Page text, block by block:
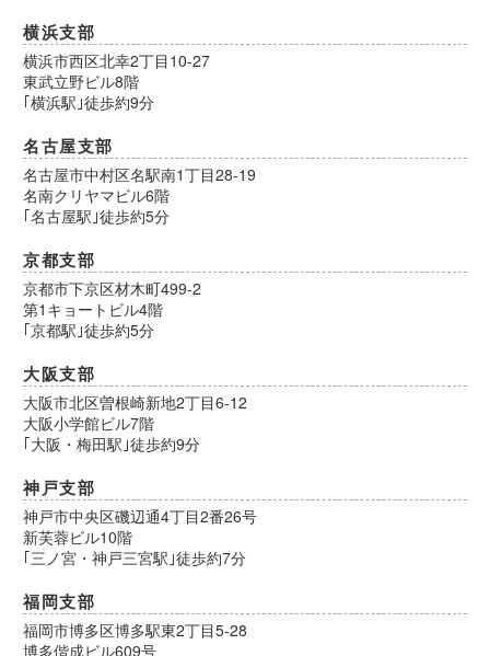
横浜支部
横浜市西区北幸2丁目10-27
東武立野ビル8階
｢横浜駅｣徒歩約9分
名古屋支部
名古屋市中村区名駅南1丁目28-19
名南クリヤマビル6階
｢名古屋駅｣徒歩約5分
京都支部
京都市下京区材木町499-2
第1キョートビル4階
｢京都駅｣徒歩約5分
大阪支部
大阪市北区曽根崎新地2丁目6-12
大阪小学館ビル7階
｢大阪・梅田駅｣徒歩約9分
神戸支部
神戸市中央区磯辺通4丁目2番26号
新芙蓉ビル10階
｢三ノ宮・神戸三宮駅｣徒歩約7分
福岡支部
福岡市博多区博多駅東2丁目5-28
博多偕成ビル609号